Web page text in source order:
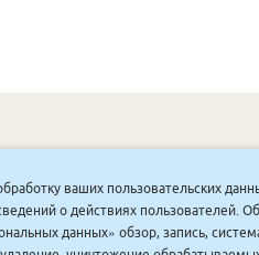
ДИСКОНТНАЙ СИСТЕМА
ваших пользовательских
о действиях пользователей.
данных» обзор, запись,